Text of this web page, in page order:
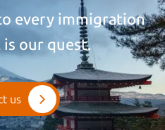
every immigration
our quest.
us